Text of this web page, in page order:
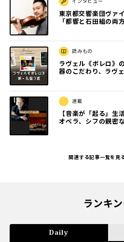
インタビュー
東京都交響楽団ヴァ
「都響と石田組の両
読みもの
ラヴェル《ボレロ》
器のこだわり、ラヴ
連載
【音楽が「起る」生
オペラ、シフの親密
関連する記事一覧を見
ランキ
Daily